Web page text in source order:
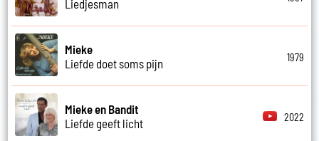
Liedjesman
Mieke
Liefde doet soms pijn
1979
Mieke en Bandit
Liefde geeft licht
2022